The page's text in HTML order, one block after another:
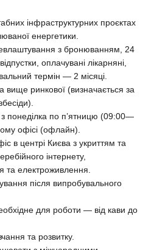
інфраструктурних проєктах
енергетики.
з бронюванням, 24
оплачувані лікарняні,
термін — 2 місяці.
вище ринкової (визначається за
понеділка по п’ятницю (09:00—
офісі (офлайн).
в центрі Києва з укриттям та
інтернету,
та електроживлення.
після випробувального
для роботи — від кави до
та розвитку.